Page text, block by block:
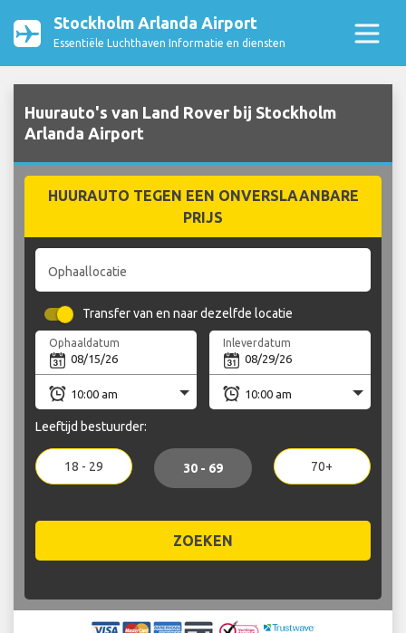
Stockholm Arlanda Airport
Essentiële Luchthaven Informatie en diensten
Huurauto's van Land Rover bij Stockholm
Arlanda Airport
HUURAUTO TEGEN EEN ONVERSLAANBARE
PRIJS
Ophaallocatie
Transfer van en naar dezelfde locatie
Ophaaldatum Inleverdatum
Leeftijd bestuurder:
18 - 29 30 - 69 70+
ZOEKEN